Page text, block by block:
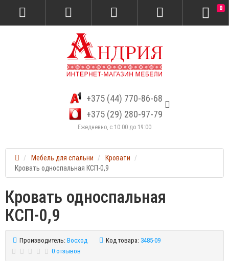
+375 (44) 770-86-68
+375 (29) 280-97-79
Ежедневно, с 10:00 до 19:00
0
Мебель для спальни
Кровати
Кровать односпальная КСП-0,9
Кровать односпальная
КСП-0,9
Производитель: Восход Код товара: 3485-09
0 отзывов